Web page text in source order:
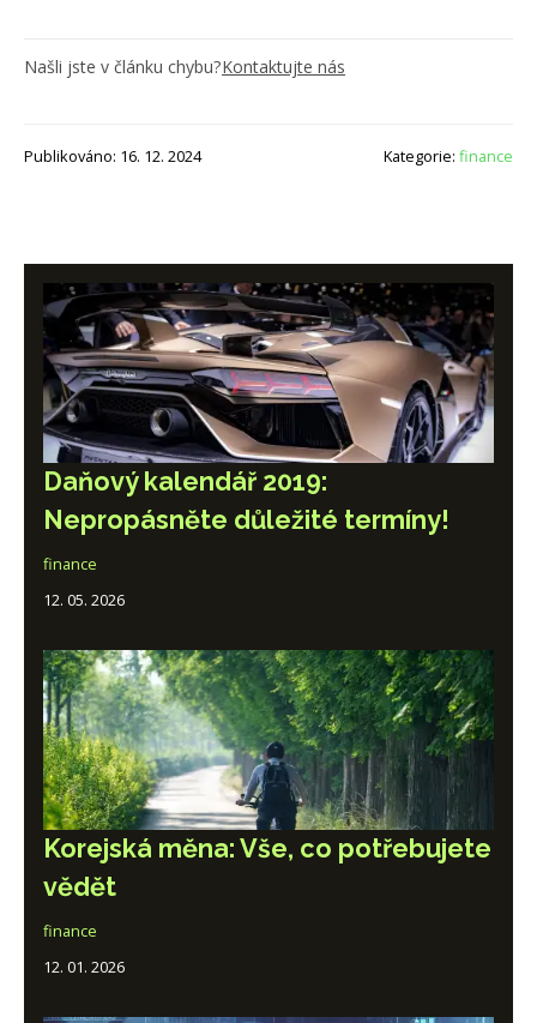
Našli jste v článku chybu?Kontaktujte nás
Publikováno: 16. 12. 2024 Kategorie: finance
Daňový kalendář 2019:
Nepropásněte důležité termíny!
finance
12. 05. 2026
Korejská měna: Vše, co potřebujete
vědět
finance
12. 01. 2026